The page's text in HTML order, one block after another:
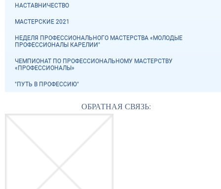
НАСТАВНИЧЕСТВО
МАСТЕРСКИЕ 2021
НЕДЕЛЯ ПРОФЕССИОНАЛЬНОГО МАСТЕРСТВА «МОЛОДЫЕ
ПРОФЕССИОНАЛЫ КАРЕЛИИ"
ЧЕМПИОНАТ ПО ПРОФЕССИОНАЛЬНОМУ МАСТЕРСТВУ
«ПРОФЕССИОНАЛЫ»
"ПУТЬ В ПРОФЕССИЮ"
ОБРАТНАЯ СВЯЗЬ: